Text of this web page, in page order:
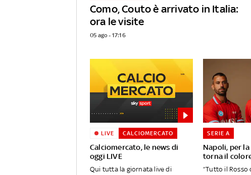
Como, Couto è arrivato in Italia:
ora le visite
05 ago - 17:16
Calciomercato, le news di
oggi LIVE
LIVE CALCIOMERCATO
Qui tutta la giornata live di
Napoli, per
torna il
SERIE A
“Tutto il Rosso